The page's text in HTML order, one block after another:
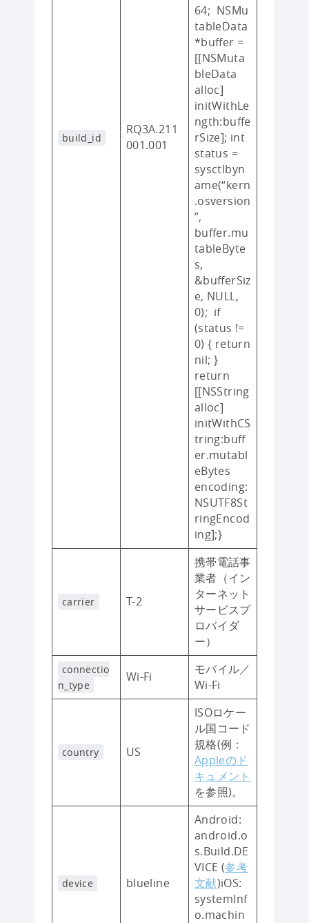
build_id
RQ3A.211
001.001
64; NSMu
tableData
*buffer =
[[NSMuta
bleData
alloc]
initWithLe
ngth:buffe
rSize]; int
status =
sysctlbyn
ame(“kern
.osversion
”,
buffer.mu
tableByte
s,
&bufferSiz
e, NULL,
0); if
(status !=
0) { return
nil; }
return
[[NSString
alloc]
initWithCS
tring:buff
er.mutabl
eBytes
encoding:
NSUTF8St
ringEncod
ing];}
carrier T-2
携帯電話事
業者（イン
ターネット
サービスプ
ロバイダ
ー）
connectio
n_type
Wi-Fi
モバイル／
Wi-Fi
country US
ISOロケー
ル国コード
規格(例：
Appleのド
キュメント
を参照)。
device blueline
Android:
android.o
s.Build.DE
VICE (参考
文献)iOS:
systemInf
o.machin